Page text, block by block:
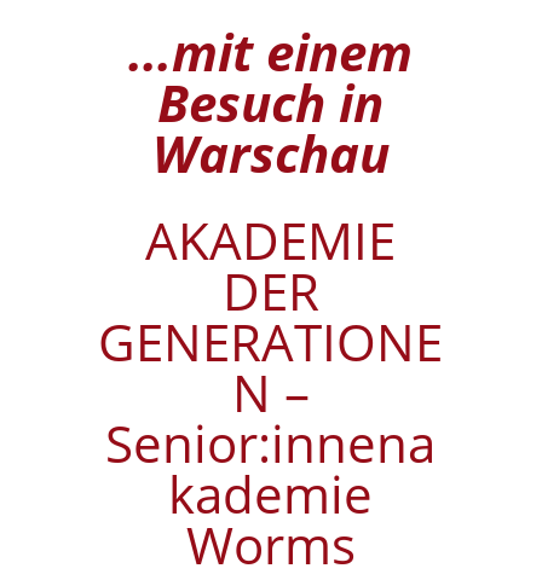
...mit einem
Besuch in
Warschau
AKADEMIE
DER
GENERATIONE
N –
Senior:innena
kademie
Worms